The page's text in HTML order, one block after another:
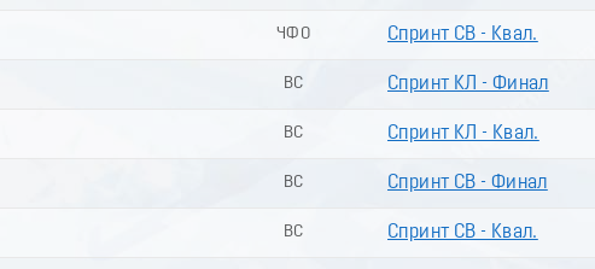
ЧФО Спринт СВ - Квал.
ВС Спринт КЛ - Финал
ВС Спринт КЛ - Квал.
ВС Спринт СВ - Финал
ВС Спринт СВ - Квал.